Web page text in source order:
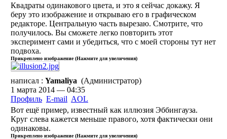
Квадраты одинакового цвета, и это я сейчас докажу. Я
беру это изображение и открываю его в графическом
редакторе. Центральную часть вырезаю. Смотрите, что
получилось. Вы сможете легко повторить этот
эксперимент сами и убедиться, что с моей стороны тут нет
подвоха.
Прикреплено изображение (Нажмите для увеличения)
написал : Yamaliya (Администратор)
1 марта 2014 — 04:35
Профиль E-mail AOL
Вот ещё пример, известный как иллюзия Эббингауза.
Круг слева кажется меньше правого, хотя фактически они
одинаковы.
Прикреплено изображение (Нажмите для увеличения)